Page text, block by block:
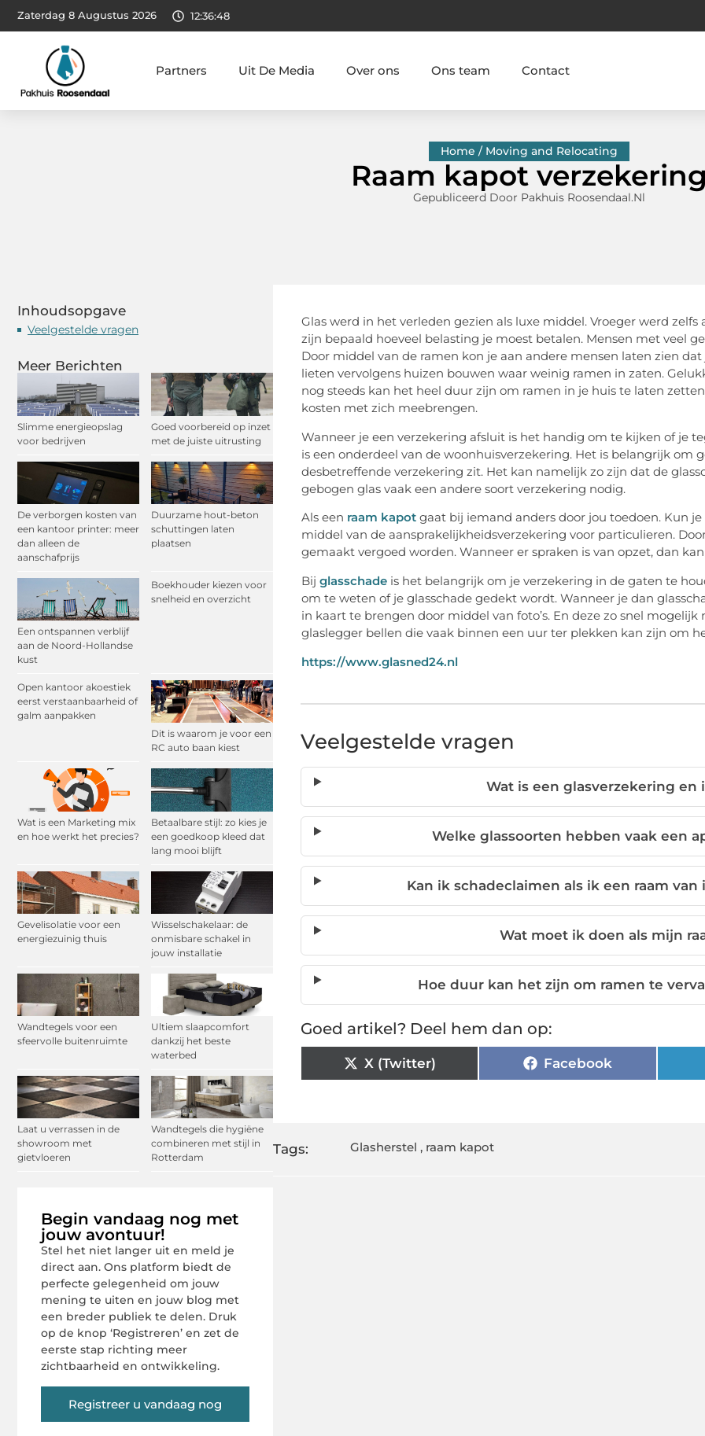
Zaterdag 8 Augustus 2026 12:36:49
Partners Uit De Media Over ons Ons team Contact
Home / Moving and Relocating
Raam kapot verzekering
Gepubliceerd Door Pakhuis Roosendaal.nl
Inhoudsopgave
Veelgestelde vragen
Meer Berichten
Slimme energieopslag
voor bedrijven
Goed voorbereid op inzet
met de juiste uitrusting
De verborgen kosten van
een kantoor printer: meer
dan alleen de
aanschafprijs
Duurzame hout-beton
schuttingen laten
plaatsen
Een ontspannen verblijf
aan de Noord-Hollandse
kust
Boekhouder kiezen voor
snelheid en overzicht
Open kantoor akoestiek
eerst verstaanbaarheid of
galm aanpakken
Dit is waarom je voor een
RC auto baan kiest
Wat is een Marketing mix
en hoe werkt het precies?
Betaalbare stijl: zo kies je
een goedkoop kleed dat
lang mooi blijft
Gevelisolatie voor een
energiezuinig thuis
Wisselschakelaar: de
onmisbare schakel in
jouw installatie
Wandtegels voor een
sfeervolle buitenruimte
Ultiem slaapcomfort
dankzij het beste
waterbed
Laat u verrassen in de
showroom met
gietvloeren
Wandtegels die hygiëne
combineren met stijl in
Rotterdam
Begin vandaag nog met
jouw avontuur!
Stel het niet langer uit en meld je
direct aan. Ons platform biedt de
perfecte gelegenheid om jouw
mening te uiten en jouw blog met
een breder publiek te delen. Druk
op de knop ‘Registreren’ en zet de
eerste stap richting meer
zichtbaarheid en ontwikkeling.
Registreer u vandaag nog
Glas werd in het verleden gezien als luxe middel. Vroeger werd
zijn bepaald hoeveel belasting je moest betalen. Mensen met veel
Door middel van de ramen kon je aan andere mensen laten zien
lieten vervolgens huizen bouwen waar weinig ramen in zaten.
nog steeds kan het heel duur zijn om ramen in je huis te laten
kosten met zich meebrengen.
Wanneer je een verzekering afsluit is het handig om te kijken of je
is een onderdeel van de woonhuisverzekering. Het is belangrijk om
desbetreffende verzekering zit. Het kan namelijk zo zijn dat de
gebogen glas vaak een andere soort verzekering nodig.
Als een raam kapot gaat bij iemand anders door jou toedoen. Kun
middel van de aansprakelijkheidsverzekering voor particulieren.
gemaakt vergoed worden. Wanneer er spraken is van opzet, dan
Bij glasschade is het belangrijk om je verzekering in de gaten te
om te weten of je glasschade gedekt wordt. Wanneer je dan
in kaart te brengen door middel van foto’s. En deze zo snel
glaslegger bellen die vaak binnen een uur ter plekken kan zijn om
https://www.glasned24.nl
Veelgestelde vragen
Wat is een glasverzekering en
Welke glassoorten hebben vaak een
Kan ik schadeclaimen als ik een raam
Wat moet ik doen als mijn
Hoe duur kan het zijn om ramen te
Goed artikel? Deel hem dan op:
X (Twitter) Facebook
Tags: Glasherstel , raam kapot